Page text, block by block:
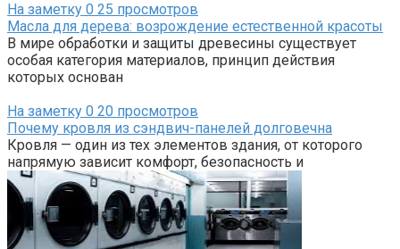
На заметку 0 25 просмотров
Масла для дерева: возрождение естественной красоты
В мире обработки и защиты древесины существует
особая категория материалов, принцип действия
которых основан
На заметку 0 20 просмотров
Почему кровля из сэндвич-панелей долговечна
Кровля — один из тех элементов здания, от которого
напрямую зависит комфорт, безопасность и